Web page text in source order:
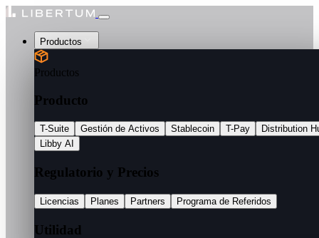
Productos
Productos
Producto
T-Suite Gestión de Activos Stablecoin T-Pay
Distribution
Libby AI
Regulatorio y Precios
Licencias Planes Partners Programa de Referidos
Utilidad